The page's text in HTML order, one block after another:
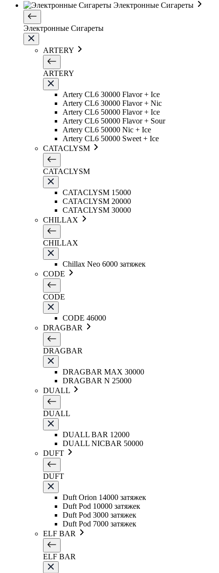
Электронные Сигареты
Электронные Сигареты
ARTERY
ARTERY
Artery CL6 30000 Flavor + Ice
Artery CL6 30000 Flavor + Nic
Artery CL6 50000 Flavor + Ice
Artery CL6 50000 Flavor + Sour
Artery CL6 50000 Nic + Ice
Artery CL6 50000 Sweet + Ice
CATACLYSM
CATACLYSM
CATACLYSM 15000
CATACLYSM 20000
CATACLYSM 30000
CHILLAX
CHILLAX
Chillax Neo 6000 затяжек
CODE
CODE
CODE 46000
DRAGBAR
DRAGBAR
DRAGBAR MAX 30000
DRAGBAR N 25000
DUALL
DUALL
DUALL BAR 12000
DUALL NICBAR 50000
DUFT
DUFT
Duft Orion 14000 затяжек
Duft Pod 10000 затяжек
Duft Pod 3000 затяжек
Duft Pod 7000 затяжек
ELF BAR
ELF BAR